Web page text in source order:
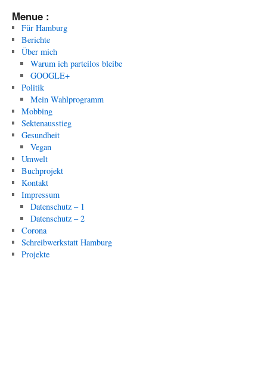
Menue :
Für Hamburg
Berichte
Über mich
Warum ich parteilos bleibe
GOOGLE+
Politik
Mein Wahlprogramm
Mobbing
Sektenausstieg
Gesundheit
Vegan
Umwelt
Buchprojekt
Kontakt
Impressum
Datenschutz – 1
Datenschutz – 2
Corona
Schreibwerkstatt Hamburg
Projekte